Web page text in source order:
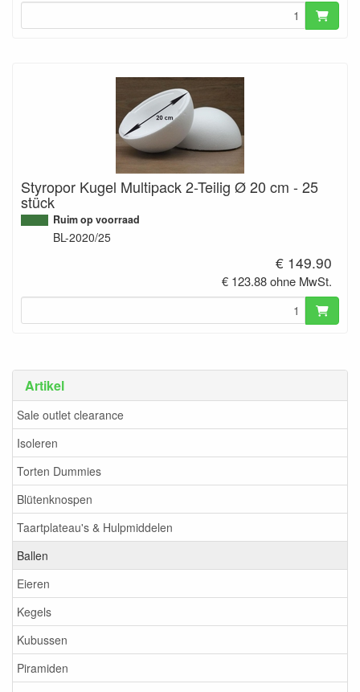
Artikel
Sale outlet clearance
Isoleren
Torten Dummies
Blütenknospen
Taartplateau's & Hulpmiddelen
Ballen
Eieren
Kegels
Kubussen
Piramiden
Styropor Kugel Multipack 2-Teilig Ø 20 cm - 25
stück
Ruim op voorraad
BL-2020/25
€ 149.90
€ 123.88 ohne MwSt.